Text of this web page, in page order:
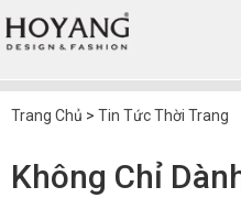
Trang Chủ > Tin Tức Thời Trang
Không Chỉ